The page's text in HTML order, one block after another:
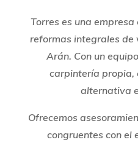
Torres es una
reformas integrales de
Arán. Con un
carpintería propia,
alternativa
Ofrecemos
congruentes con el